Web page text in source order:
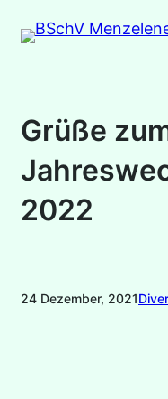
Zum
Inhalt
Grüße
2022
24 Dezember, 2021